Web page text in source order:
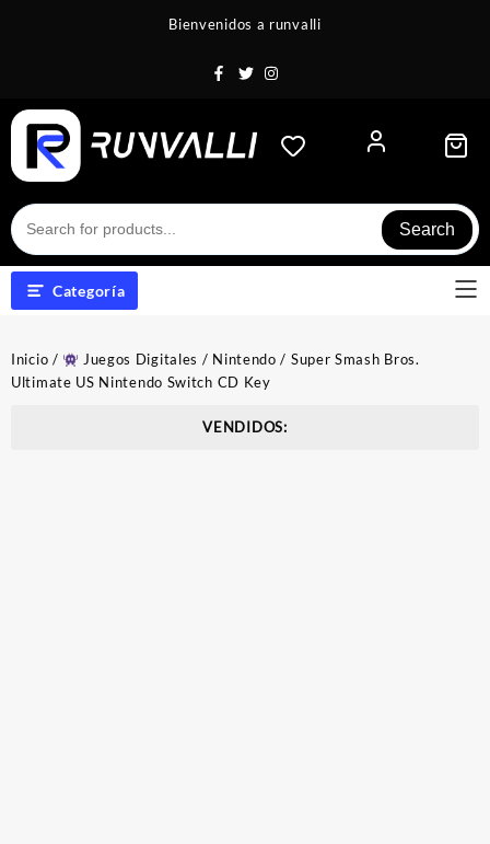
Bienvenidos a runvalli
Search
Categoría
Inicio / Juegos Digitales / Nintendo / Super Smash Bros.
Ultimate US Nintendo Switch CD Key
VENDIDOS: